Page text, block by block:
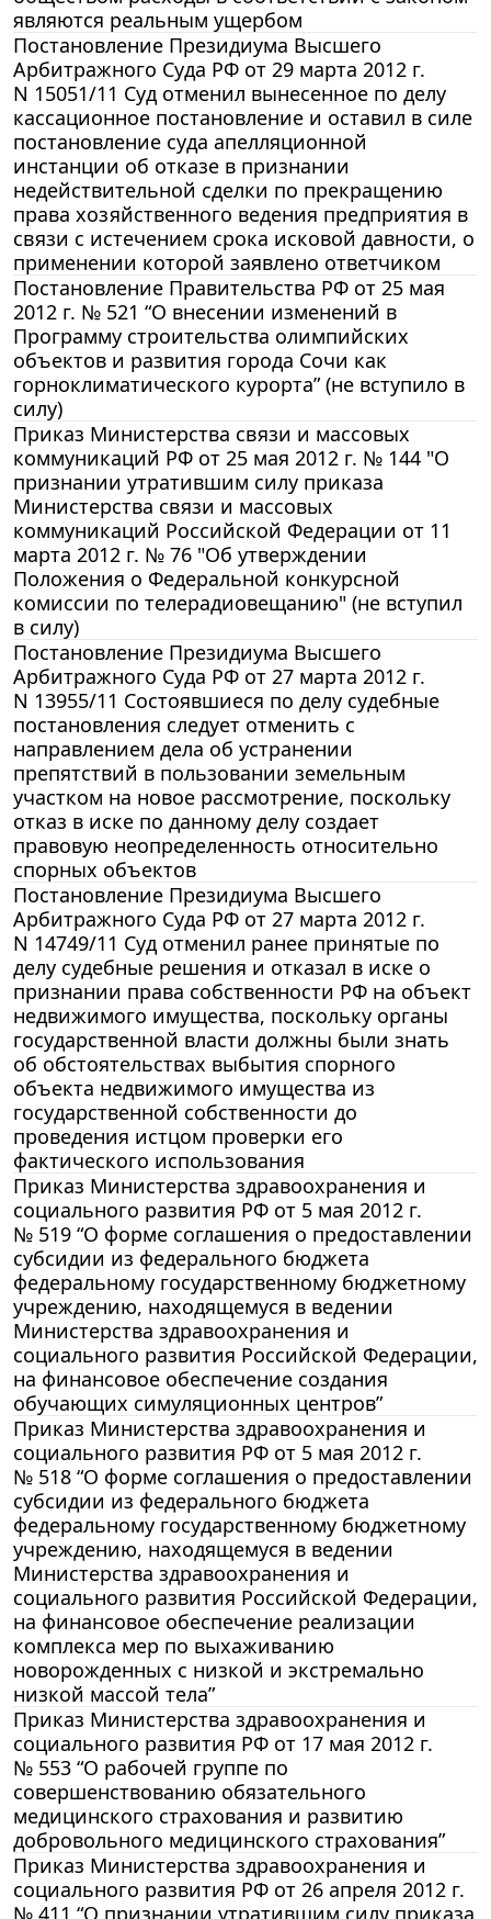
являются реальным ущербом
Постановление Президиума Высшего
Арбитражного Суда РФ от 29 марта 2012 г.
N 15051/11 Суд отменил вынесенное по делу
кассационное постановление и оставил в силе
постановление суда апелляционной
инстанции об отказе в признании
недействительной сделки по прекращению
права хозяйственного ведения предприятия в
связи с истечением срока исковой давности, о
применении которой заявлено ответчиком
Постановление Правительства РФ от 25 мая
2012 г. № 521 “О внесении изменений в
Программу строительства олимпийских
объектов и развития города Сочи как
горноклиматического курорта” (не вступило в
силу)
Приказ Министерства связи и массовых
коммуникаций РФ от 25 мая 2012 г. № 144 "О
признании утратившим силу приказа
Министерства связи и массовых
коммуникаций Российской Федерации от 11
марта 2012 г. № 76 "Об утверждении
Положения о Федеральной конкурсной
комиссии по телерадиовещанию" (не вступил
в силу)
Постановление Президиума Высшего
Арбитражного Суда РФ от 27 марта 2012 г.
N 13955/11 Состоявшиеся по делу судебные
постановления следует отменить с
направлением дела об устранении
препятствий в пользовании земельным
участком на новое рассмотрение, поскольку
отказ в иске по данному делу создает
правовую неопределенность относительно
спорных объектов
Постановление Президиума Высшего
Арбитражного Суда РФ от 27 марта 2012 г.
N 14749/11 Суд отменил ранее принятые по
делу судебные решения и отказал в иске о
признании права собственности РФ на объект
недвижимого имущества, поскольку органы
государственной власти должны были знать
об обстоятельствах выбытия спорного
объекта недвижимого имущества из
государственной собственности до
проведения истцом проверки его
фактического использования
Приказ Министерства здравоохранения и
социального развития РФ от 5 мая 2012 г.
№ 519 “О форме соглашения о предоставлении
субсидии из федерального бюджета
федеральному государственному бюджетному
учреждению, находящемуся в ведении
Министерства здравоохранения и
социального развития Российской Федерации,
на финансовое обеспечение создания
обучающих симуляционных центров”
Приказ Министерства здравоохранения и
социального развития РФ от 5 мая 2012 г.
№ 518 “О форме соглашения о предоставлении
субсидии из федерального бюджета
федеральному государственному бюджетному
учреждению, находящемуся в ведении
Министерства здравоохранения и
социального развития Российской Федерации,
на финансовое обеспечение реализации
комплекса мер по выхаживанию
новорожденных с низкой и экстремально
низкой массой тела”
Приказ Министерства здравоохранения и
социального развития РФ от 17 мая 2012 г.
№ 553 “О рабочей группе по
совершенствованию обязательного
медицинского страхования и развитию
добровольного медицинского страхования”
Приказ Министерства здравоохранения и
социального развития РФ от 26 апреля 2012 г.
№ 411 “О признании утратившим силу приказа